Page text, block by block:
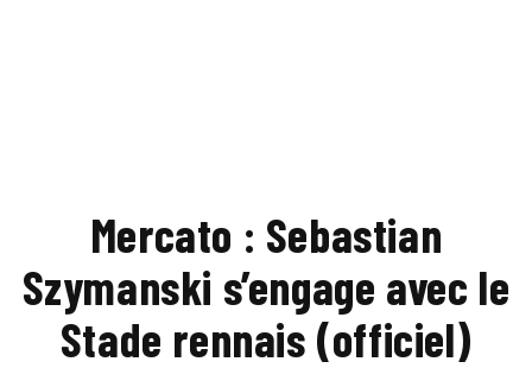
Mercato : Sebastian
Szymanski s’engage avec le
Stade rennais (officiel)